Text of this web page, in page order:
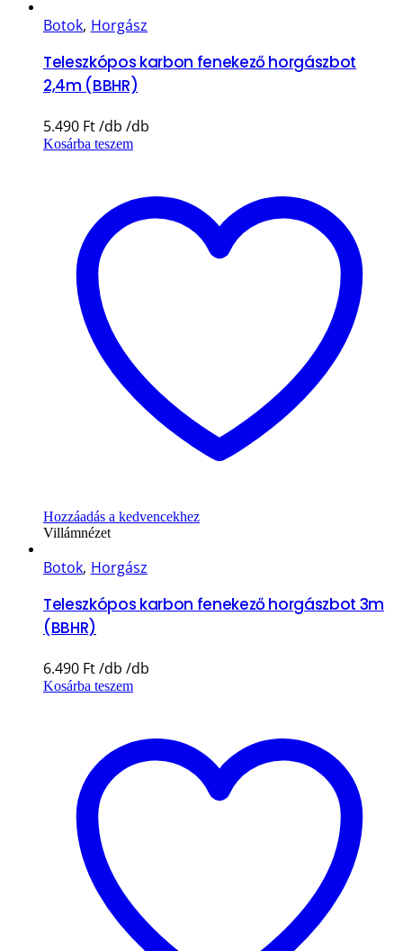
Botok, Horgász
Teleszkópos karbon fenekező horgászbot
2,4m (BBHR)
5.490 Ft
Kosárba teszem
Hozzáadás a kedvencekhez
Villámnézet
Botok, Horgász
Teleszkópos karbon fenekező horgászbot 3m
(BBHR)
6.490 Ft
Kosárba teszem